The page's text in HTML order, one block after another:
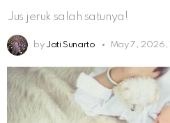
Jus jeruk salah satunya!
by Jati Sunarto May 7, 2026,